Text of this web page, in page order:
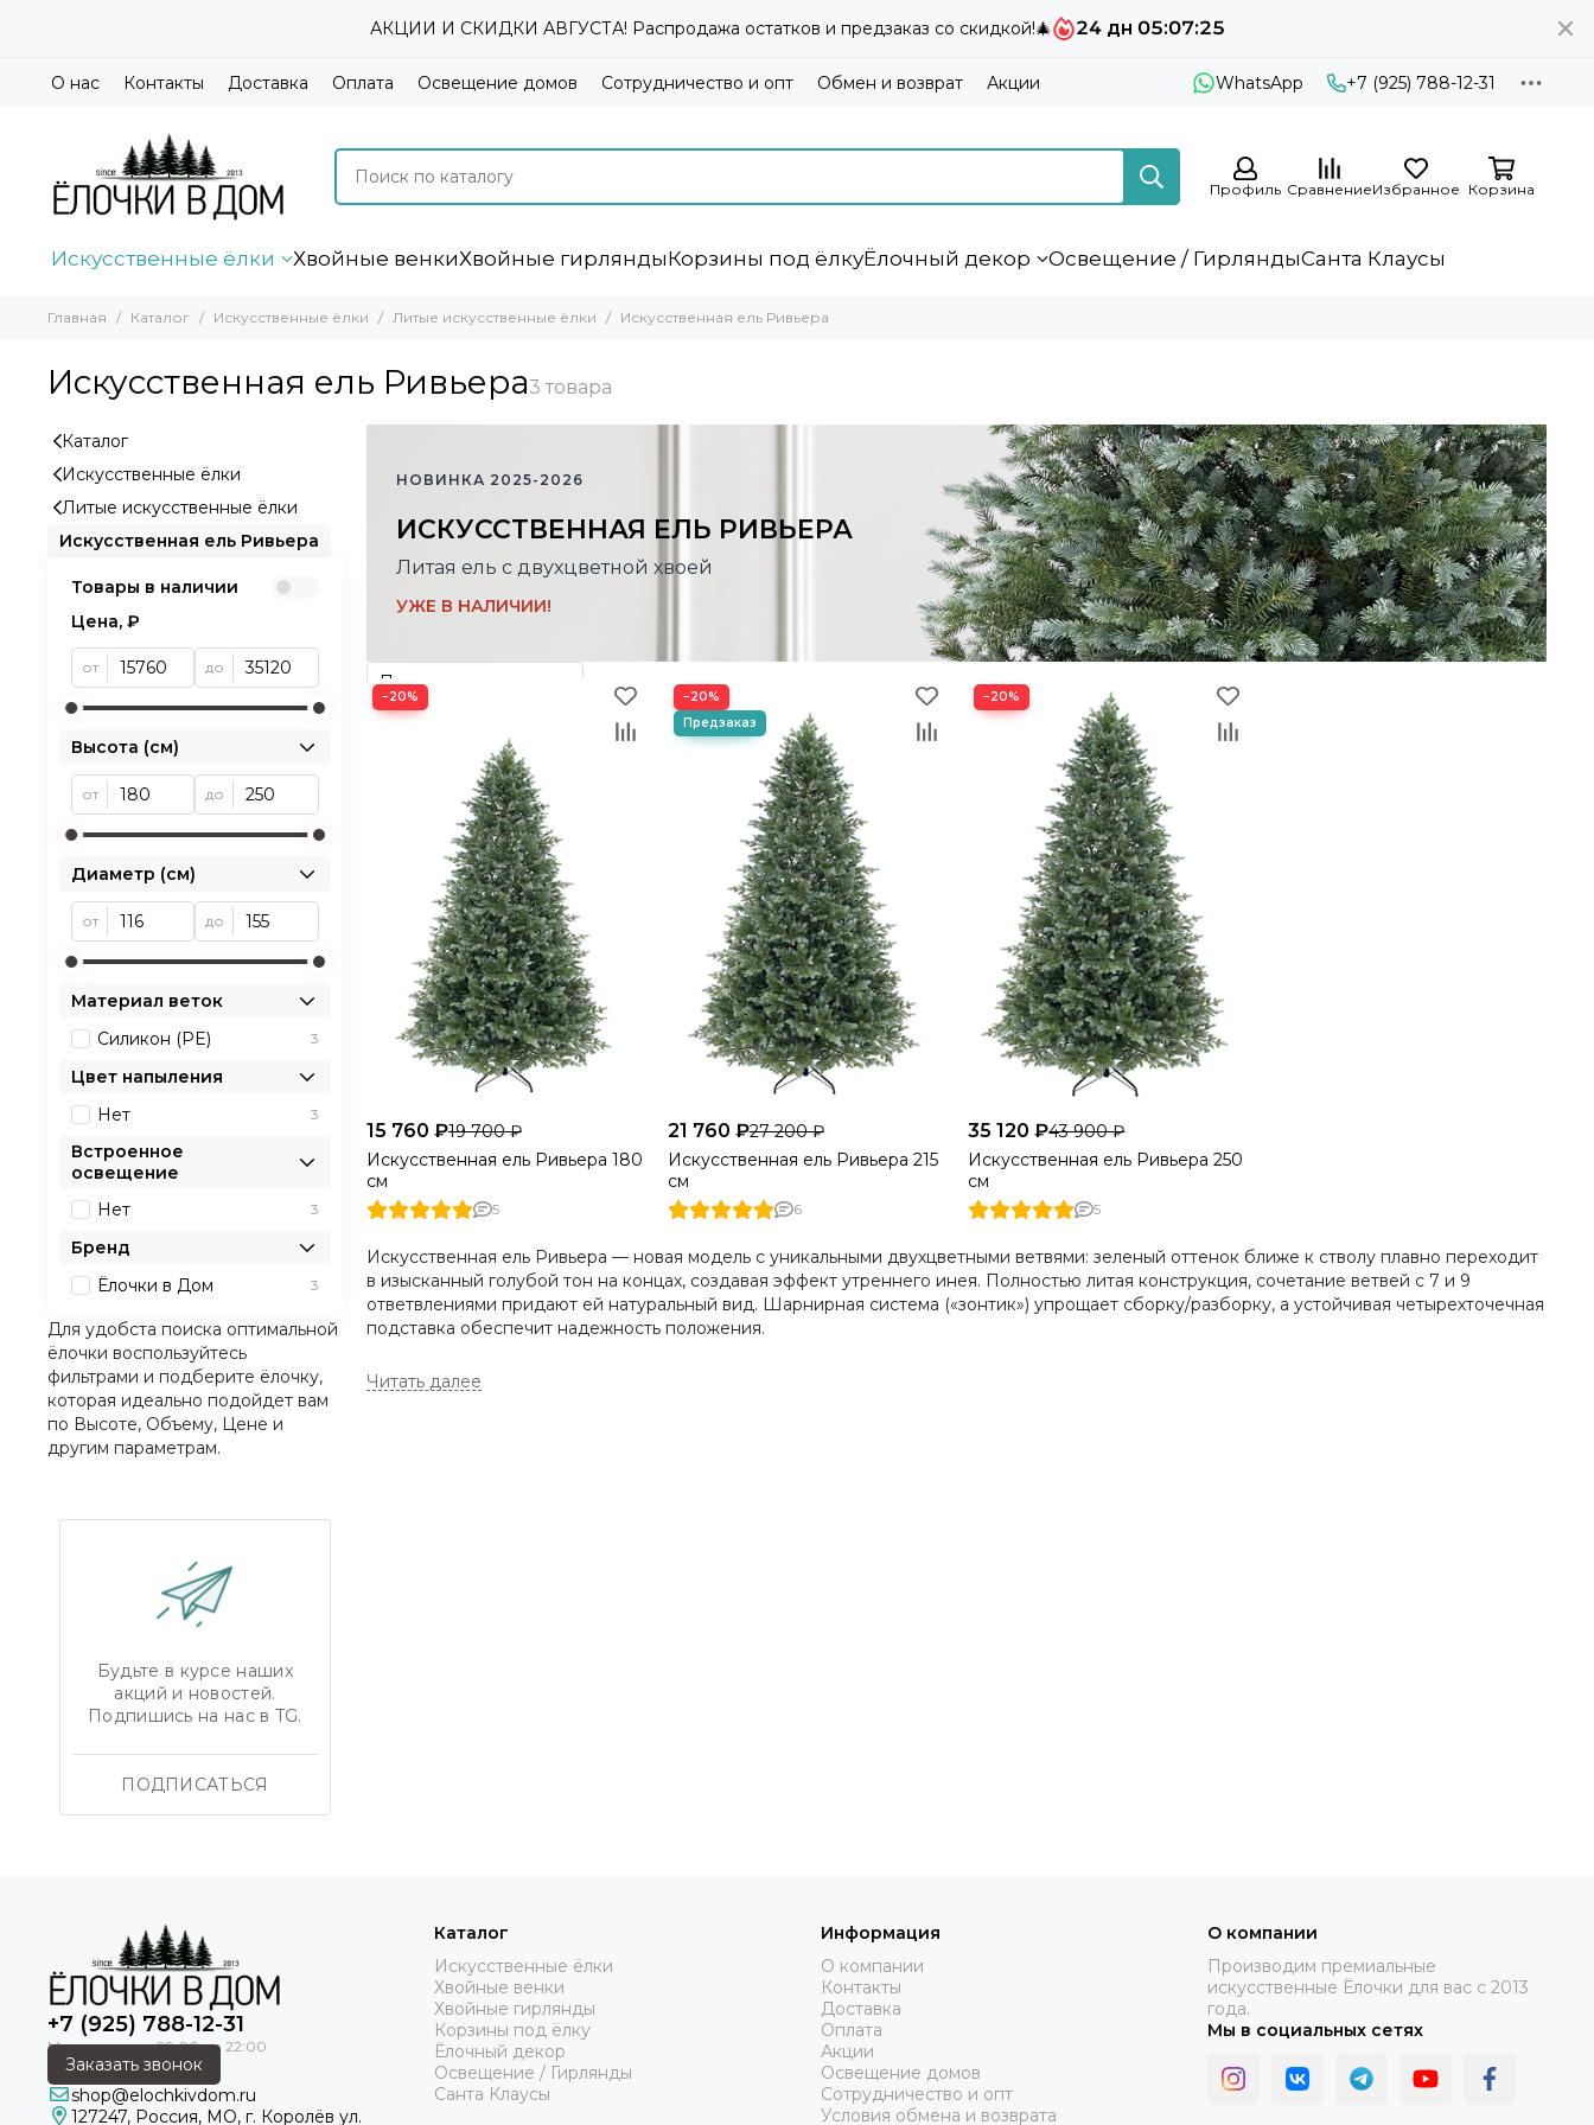
АКЦИИ И СКИДКИ АВГУСТА! Распродажа остатков и предзаказ со скидкой!🎄 24 дн 05:07:25
О нас Контакты Доставка Оплата Освещение домов Сотрудничество и опт Обмен и возврат Акции WhatsApp +7 (925) 788-12-31
Профиль СравнениеИзбранное Корзина
Искусственные ёлки Хвойные венкиХвойные гирляндыКорзины под ёлкуЁлочный декор Освещение / ГирляндыСанта Клаусы
Главная Каталог Искусственные ёлки Литые искусственные ёлки Искусственная ель Ривьера
Искусственная ель Ривьера
НОВИНКА 2025-2026
ИСКУССТВЕННАЯ ЕЛЬ РИВЬЕРА
Литая ель с двухцветной хвоей
УЖЕ В НАЛИЧИИ!
−20%
15 760 ₽19 700 ₽
Искусственная ель Ривьера 180
см
5
−20%
21 760 ₽27 200 ₽
Искусственная ель Ривьера 215
см
6
−20%
35 120 ₽43 900 ₽
Искусственная ель Ривьера 250
см
5
Искусственная ель Ривьера — новая модель с уникальными двухцветными ветвями: зеленый оттенок ближе к стволу плавно переходит
в изысканный голубой тон на концах, создавая эффект утреннего инея. Полностью литая конструкция, сочетание ветвей с 7 и 9
ответвлениями придают ей натуральный вид. Шарнирная система («зонтик») упрощает сборку/разборку, а устойчивая четырехточечная
подставка обеспечит надежность положения.
Искусственная елка - это елка, которую можно купить в любое время года, так как мы имеем собственное производство в России и
Каталог
Искусственные ёлки
Литые искусственные ёлки
Искусственная ель Ривьера
Товары в наличии
Цена, ₽
от до
Высота (см)
от до
Диаметр (см)
от до
Материал веток
Силикон (PE)
3
Цвет напыления
Нет
3
Встроенное
освещение
Нет
3
Бренд
Ёлочки в Дом
3
Для удобста поиска оптимальной
ёлочки воспользуйтесь
фильтрами и подберите ёлочку,
которая идеально подойдет вам
по Высоте, Объему, Цене и
другим параметрам.
Будьте в курсе наших
акций и новостей.
Подпишись на нас в TG.
ПОДПИСАТЬСЯ
+7 (925) 788-12-31
Заказать звонок
shop@elochkivdom.ru
127247, Россия, МО, г. Королёв ул.
Каталог
Искусственные ёлки
Хвойные венки
Хвойные гирлянды
Корзины под ёлку
Ёлочный декор
Освещение / Гирлянды
Санта Клаусы
Информация
О компании
Контакты
Доставка
Оплата
Акции
Освещение домов
Сотрудничество и опт
Условия обмена и возврата
О компании
Производим премиальные
искусственные Ёлочки для вас с 2013
года.
Мы в социальных сетях